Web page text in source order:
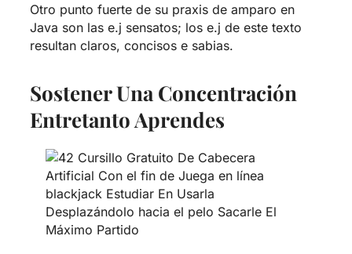
Otro punto fuerte de su praxis de amparo en
Java son las e.j sensatos; los e.j de este texto
resultan claros, concisos e sabias.
Sostener Una Concentración
Entretanto Aprendes